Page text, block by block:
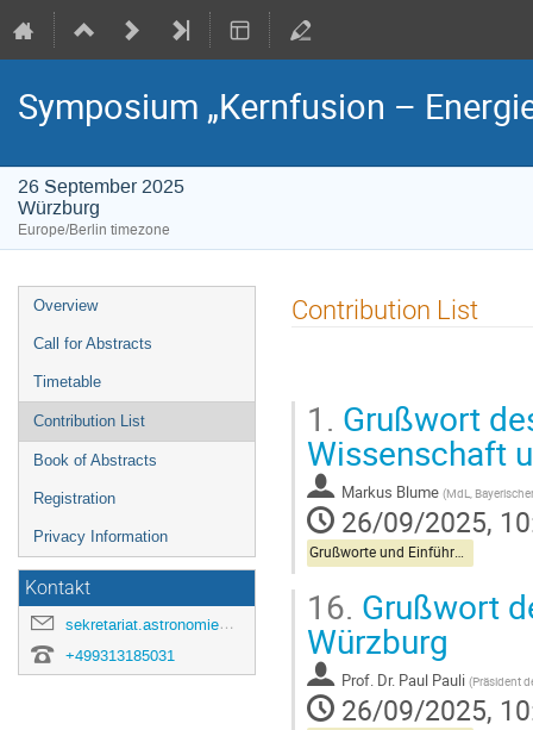
Symposium „Kernfusion –
26 September 2025
Würzburg
Europe/Berlin timezone
Event
menu
Overview
Call for Abstracts
Timetable
Contribution List
Book of Abstracts
Registration
Privacy Information
Kontakt
sekretariat.astronomie@astro.uni-wuerzburg.de
+499313185031
Contribution List
1. Grußwort
Wissenschaft
Markus Blume (MdL,
26/09/2025,
Grußworte und Einführung
16. Grußwort
Würzburg
Prof. Dr. Paul Pauli (Präsident
26/09/2025,